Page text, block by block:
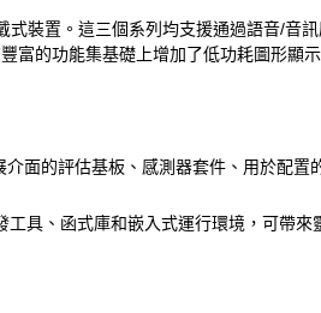
裝置。這三個系列均支援通過語音/音
富的功能集基礎上增加了低功耗圖形顯
面的評估基板、感測器套件、用於配置
具、函式庫和嵌入式運行環境，可帶來